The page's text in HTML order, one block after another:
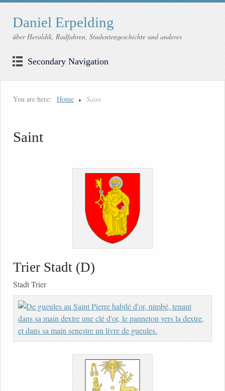
Daniel Erpelding
über Heraldik, Radfahren, Studentengeschichte und anderes
Secondary Navigation
You are here: Home Saint
Saint
Trier Stadt (D)
Stadt Trier